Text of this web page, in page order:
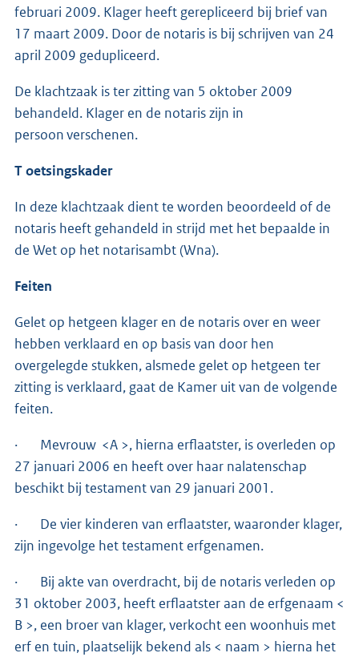
februari 2009. Klager heeft gerepliceerd bij brief van
17 maart 2009. Door de notaris is bij schrijven van 24
april 2009 gedupliceerd.
De klachtzaak is ter zitting van 5 oktober 2009
behandeld. Klager en de notaris zijn in
persoon verschenen.
Toetsingskader
In deze klachtzaak dient te worden beoordeeld of de
notaris heeft gehandeld in strijd met het bepaalde in
de Wet op het notarisambt (Wna).
Feiten
Gelet op hetgeen klager en de notaris over en weer
hebben verklaard en op basis van door hen
overgelegde stukken, alsmede gelet op hetgeen ter
zitting is verklaard, gaat de Kamer uit van de volgende
feiten.
· Mevrouw <A >, hierna erflaatster, is overleden op
27 januari 2006 en heeft over haar nalatenschap
beschikt bij testament van 29 januari 2001.
· De vier kinderen van erflaatster, waaronder klager,
zijn ingevolge het testament erfgenamen.
· Bij akte van overdracht, bij de notaris verleden op
31 oktober 2003, heeft erflaatster aan de erfgenaam <
B >, een broer van klager, verkocht een woonhuis met
erf en tuin, plaatselijk bekend als < naam > hierna het